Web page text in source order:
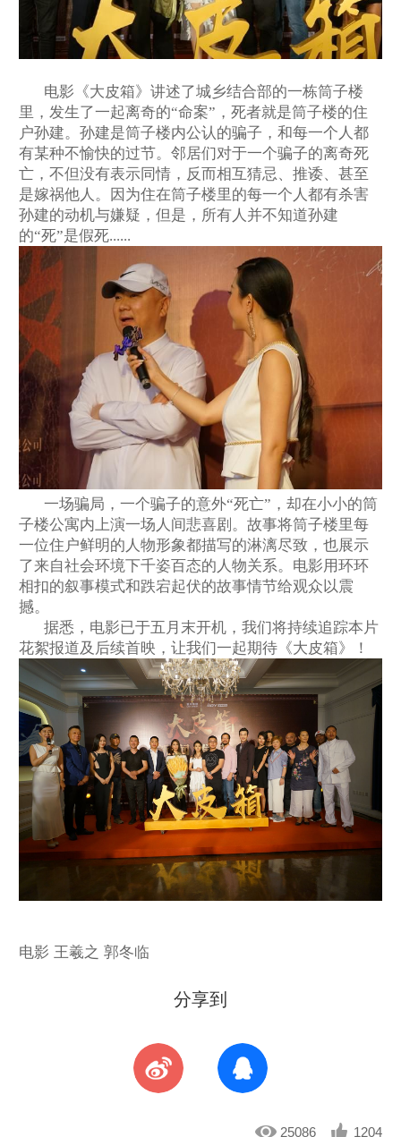
电影《大皮箱》讲述了城乡结合部的一栋筒子楼
里，发生了一起离奇的“命案”，死者就是筒子楼的住
户孙建。孙建是筒子楼内公认的骗子，和每一个人都
有某种不愉快的过节。邻居们对于一个骗子的离奇死
亡，不但没有表示同情，反而相互猜忌、推诿、甚至
是嫁祸他人。因为住在筒子楼里的每一个人都有杀害
孙建的动机与嫌疑，但是，所有人并不知道孙建
的“死”是假死......
一场骗局，一个骗子的意外“死亡”，却在小小的筒
子楼公寓内上演一场人间悲喜剧。故事将筒子楼里每
一位住户鲜明的人物形象都描写的淋漓尽致，也展示
了来自社会环境下千姿百态的人物关系。电影用环环
相扣的叙事模式和跌宕起伏的故事情节给观众以震
撼。
据悉，电影已于五月末开机，我们将持续追踪本片
花絮报道及后续首映，让我们一起期待《大皮箱》！
电影 王羲之 郭冬临
分享到
1204
25086